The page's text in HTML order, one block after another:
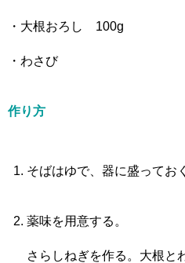
・大根おろし 100g
・わさび
作り方
そばはゆで、器に盛ってお
薬味を用意する。
さらしねぎを作る。大根と